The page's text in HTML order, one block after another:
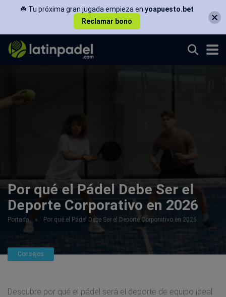
Por qué el Pádel Debe Ser el
Deporte Corporativo en 2026
Portada » Por qué el Pádel Debe Ser el Deporte Corporativo en 2026
Consejos
Descubre por qué el pádel será el deporte de equipo ideal
☘️ Tu próxima gran jugada empieza en yoapuesto.bet
Reclamar bono